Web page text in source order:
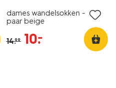
dames wandelsokken - 2
paar beige
14.99 10.
–